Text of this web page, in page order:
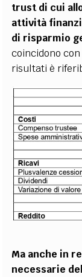
trust di cui
attività
di risparmio
coincidono
risultati è
Ma anche in
necessarie